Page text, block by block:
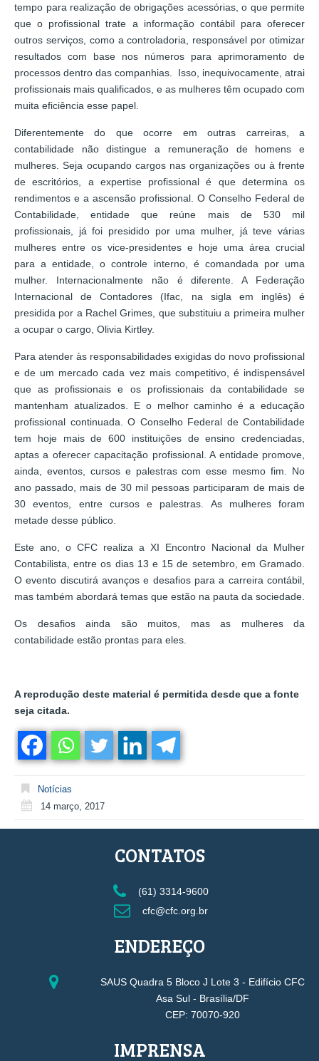
tempo para realização de obrigações acessórias, o que permite
que o profissional trate a informação contábil para oferecer
outros serviços, como a controladoria, responsável por otimizar
resultados com base nos números para aprimoramento de
processos dentro das companhias. Isso, inequivocamente, atrai
profissionais mais qualificados, e as mulheres têm ocupado com
muita eficiência esse papel.
Diferentemente do que ocorre em outras carreiras, a
contabilidade não distingue a remuneração de homens e
mulheres. Seja ocupando cargos nas organizações ou à frente
de escritórios, a expertise profissional é que determina os
rendimentos e a ascensão profissional. O Conselho Federal de
Contabilidade, entidade que reúne mais de 530 mil
profissionais, já foi presidido por uma mulher, já teve várias
mulheres entre os vice-presidentes e hoje uma área crucial
para a entidade, o controle interno, é comandada por uma
mulher. Internacionalmente não é diferente. A Federação
Internacional de Contadores (Ifac, na sigla em inglês) é
presidida por a Rachel Grimes, que substituiu a primeira mulher
a ocupar o cargo, Olivia Kirtley.
Para atender às responsabilidades exigidas do novo profissional
e de um mercado cada vez mais competitivo, é indispensável
que as profissionais e os profissionais da contabilidade se
mantenham atualizados. E o melhor caminho é a educação
profissional continuada. O Conselho Federal de Contabilidade
tem hoje mais de 600 instituições de ensino credenciadas,
aptas a oferecer capacitação profissional. A entidade promove,
ainda, eventos, cursos e palestras com esse mesmo fim. No
ano passado, mais de 30 mil pessoas participaram de mais de
30 eventos, entre cursos e palestras. As mulheres foram
metade desse público.
Este ano, o CFC realiza a XI Encontro Nacional da Mulher
Contabilista, entre os dias 13 e 15 de setembro, em Gramado.
O evento discutirá avanços e desafios para a carreira contábil,
mas também abordará temas que estão na pauta da sociedade.
Os desafios ainda são muitos, mas as mulheres da
contabilidade estão prontas para eles.
A reprodução deste material é permitida desde que a fonte
seja citada.
Notícias
14 março, 2017
CONTATOS
(61) 3314-9600
cfc@cfc.org.br
ENDEREÇO
SAUS Quadra 5 Bloco J Lote 3 - Edifício CFC
Asa Sul - Brasília/DF
CEP: 70070-920
IMPRENSA